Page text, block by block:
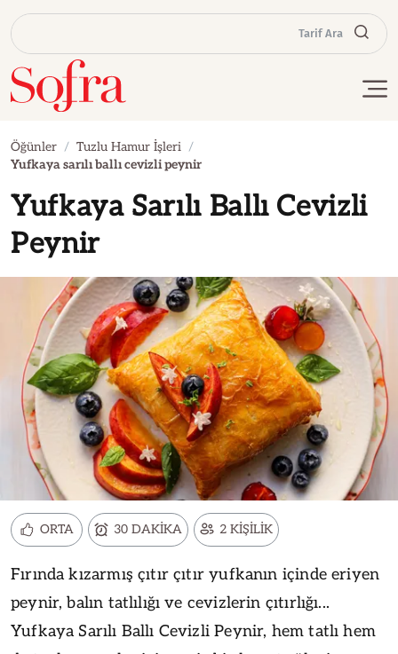
Tarif Ara
Öğünler
Tuzlu Hamur İşleri
Yufkaya sarılı ballı cevizli peynir
Yufkaya Sarılı Ballı Cevizli
Peynir
ORTA 30 DAKİKA 2 KİŞİLİK
Fırında kızarmış çıtır çıtır yufkanın içinde eriyen
peynir, balın tatlılığı ve cevizlerin çıtırlığı...
Yufkaya Sarılı Ballı Cevizli Peynir, hem tatlı hem